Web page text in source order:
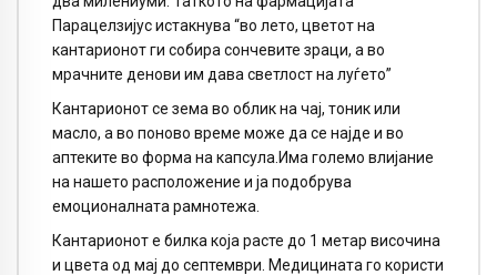
Парацелзијус истакнува “во лето, цветот на
кантарионот ги собира сончевите зраци, а во
мрачните денови им дава светлост на луѓето”
Кантарионот се зeма во облик на чај, тоник или
масло, а во поново време може да се најде и во
аптеките во форма на капсула.Има големо влијание
на нашето расположение и ја подобрува
емоционалната рамнотежа.
Кантарионот е билка која расте до 1 метар височина
и цвета од мај до септември. Медицината го користи